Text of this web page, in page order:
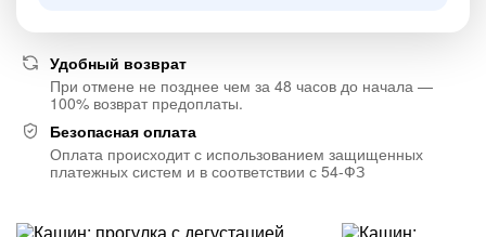
Удобный возврат
При отмене не позднее чем за 48 часов до начала —
100% возврат предоплаты.
Безопасная оплата
Оплата происходит с использованием защищенных
платежных систем и в соответствии с 54-ФЗ